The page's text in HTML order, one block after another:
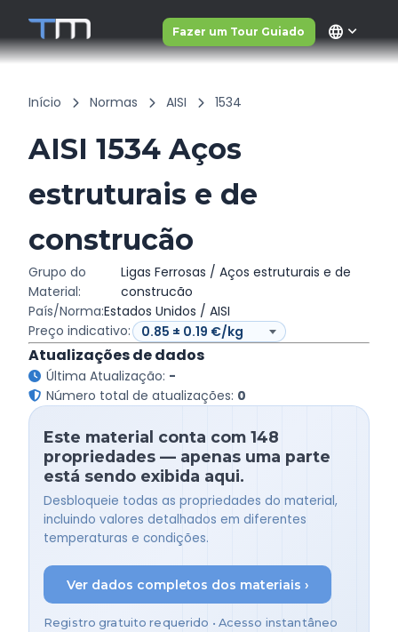
Fazer um Tour Guiado language
Início Normas AISI 1534
AISI 1534 Aços
estruturais e de
construcão
Grupo do
Material:
Ligas Ferrosas / Aços estruturais e de
construcão
País/Norma:Estados Unidos / AISI
Preço indicativo:
Atualizações de dados
Última Atualização: -
Número total de atualizações: 0
Este material conta com 148
propriedades — apenas uma parte
está sendo exibida aqui.
Desbloqueie todas as propriedades do material,
incluindo valores detalhados em diferentes
temperaturas e condições.
Ver dados completos dos materiais ›
Registro gratuito requerido • Acesso instantâneo